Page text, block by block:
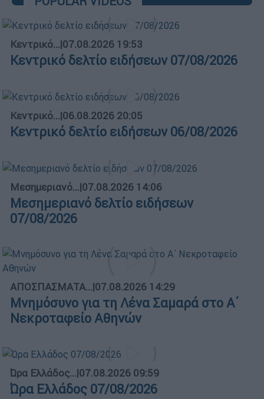
Κεντρικό...|07.08.2026 19:53
Κεντρικό δελτίο ειδήσεων 07/08/2026
Κεντρικό...|06.08.2026 20:05
Κεντρικό δελτίο ειδήσεων 06/08/2026
Μεσημεριανό...|07.08.2026 14:06
Μεσημεριανό δελτίο ειδήσεων
07/08/2026
ΑΠΟΣΠΑΣΜΑΤΑ...|07.08.2026 14:29
Μνημόσυνο για τη Λένα Σαμαρά στο Α΄
Νεκροταφείο Αθηνών
Ώρα Ελλάδος...|07.08.2026 09:59
Ώρα Ελλάδος 07/08/2026